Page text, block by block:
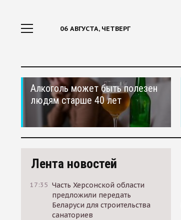
06 АВГУСТА, ЧЕТВЕРГ
Алкоголь может быть полезен
людям старше 40 лет
Лента новостей
17:35 Часть Херсонской области
предложили передать
Беларуси для строительства
санаториев